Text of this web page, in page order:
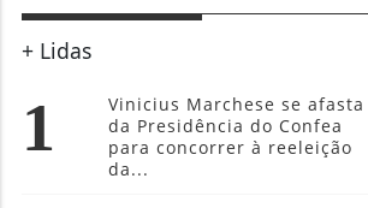
+ Lidas
1
Vinicius Marchese se afasta
da Presidência do Confea
para concorrer à reeleição
da...